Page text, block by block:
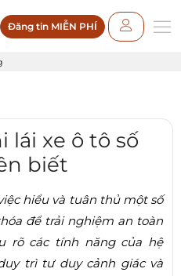
Đăng tin MIỄN PHÍ
lái xe ô tô số
biết
hiểu và tuân thủ một số
để trải nghiệm an toàn
rõ các tính năng của hệ
trì tư duy cảnh giác và